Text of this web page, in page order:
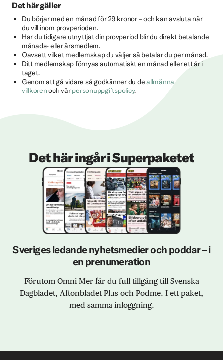
Det här gäller
Du börjar med en månad för 29 kronor – och kan avsluta när
du vill inom provperioden.
Har du tidigare utnyttjat din provperiod blir du direkt betalande
månads- eller årsmedlem.
Oavsett vilket medlemskap du väljer så betalar du per månad.
Ditt medlemskap förnyas automatiskt en månad eller ett år i
taget.
Genom att gå vidare så godkänner du deallmänna
villkorenoch vårpersonuppgiftspolicy.
Det här ingår i Superpaketet
Sveriges ledande nyhetsmedier och poddar – i
en prenumeration
Förutom Omni Mer får du full tillgång till Svenska
Dagbladet, Aftonbladet Plus och Podme. I ett paket,
med samma inloggning.